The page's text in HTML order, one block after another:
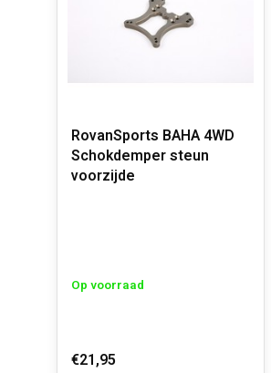
RovanSports BAHA 4WD
Schokdemper steun
voorzijde
Op voorraad
€21,95